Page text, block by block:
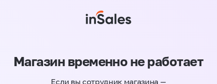
Магазин временно не работает
Если вы сотрудник магазина —